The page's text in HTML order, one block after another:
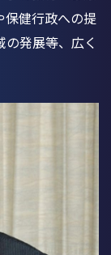
健行政への提
発展等、広く